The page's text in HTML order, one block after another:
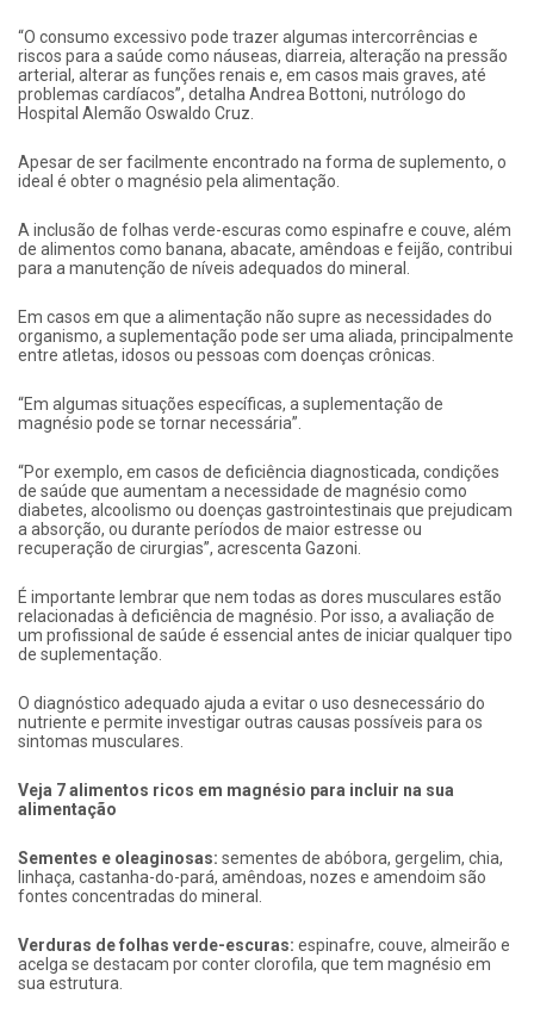
“O consumo excessivo pode trazer algumas intercorrências e
riscos para a saúde como náuseas, diarreia, alteração na pressão
arterial, alterar as funções renais e, em casos mais graves, até
problemas cardíacos”, detalha Andrea Bottoni, nutrólogo do
Hospital Alemão Oswaldo Cruz.
Apesar de ser facilmente encontrado na forma de suplemento, o
ideal é obter o magnésio pela alimentação.
A inclusão de folhas verde-escuras como espinafre e couve, além
de alimentos como banana, abacate, amêndoas e feijão, contribui
para a manutenção de níveis adequados do mineral.
Em casos em que a alimentação não supre as necessidades do
organismo, a suplementação pode ser uma aliada, principalmente
entre atletas, idosos ou pessoas com doenças crônicas.
“Em algumas situações específicas, a suplementação de
magnésio pode se tornar necessária”.
“Por exemplo, em casos de deficiência diagnosticada, condições
de saúde que aumentam a necessidade de magnésio como
diabetes, alcoolismo ou doenças gastrointestinais que prejudicam
a absorção, ou durante períodos de maior estresse ou
recuperação de cirurgias”, acrescenta Gazoni.
É importante lembrar que nem todas as dores musculares estão
relacionadas à deficiência de magnésio. Por isso, a avaliação de
um profissional de saúde é essencial antes de iniciar qualquer tipo
de suplementação.
O diagnóstico adequado ajuda a evitar o uso desnecessário do
nutriente e permite investigar outras causas possíveis para os
sintomas musculares.
Veja 7 alimentos ricos em magnésio para incluir na sua
alimentação
Sementes e oleaginosas: sementes de abóbora, gergelim, chia,
linhaça, castanha-do-pará, amêndoas, nozes e amendoim são
fontes concentradas do mineral.
Verduras de folhas verde-escuras: espinafre, couve, almeirão e
acelga se destacam por conter clorofila, que tem magnésio em
sua estrutura.